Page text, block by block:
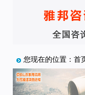
您现在的位置： 首